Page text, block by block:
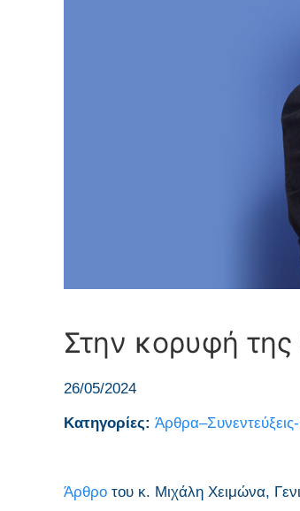
Στην κορυφή της
26/05/2024
Κατηγορίες: Άρθρα–Συνεντεύξεις-
Άρθρο του κ. Μιχάλη Χειμώνα,